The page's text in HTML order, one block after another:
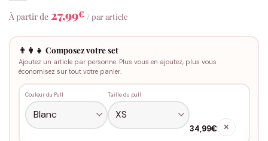
À partir de 27,99€ / par article
👨‍👩‍👧 Composez votre set
Ajoutez un article par personne. Plus vous en ajoutez, plus vous
économisez sur tout votre panier.
Couleur du Pull Taille du pull
34,99€ ✕